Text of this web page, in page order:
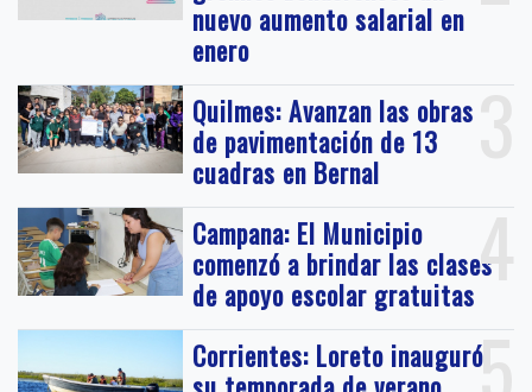
nuevo aumento salarial en
enero
3
Quilmes: Avanzan las obras
de pavimentación de 13
cuadras en Bernal
4
Campana: El Municipio
comenzó a brindar las clases
de apoyo escolar gratuitas
5
Corrientes: Loreto inauguró